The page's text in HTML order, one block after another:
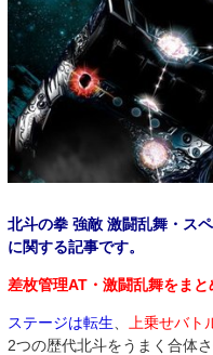
北斗の拳 強敵 激闘乱舞・ス
に関する記事です。
差枚管理AT・激闘乱舞をまと
ステージは転生 上乗せバ
2つの歴代北斗をうまく合体